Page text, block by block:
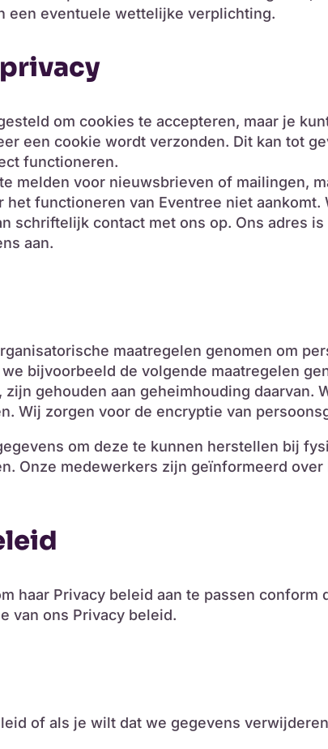
een eventuele wettelijke verplichting.
om cookies te accepteren, maar je
een cookie wordt verzonden. Dit kan tot
functioneren.
melden voor nieuwsbrieven of mailingen,
functioneren van Eventree niet
schriftelijk contact met ons op. Ons adres is
aan.
maatregelen genomen om
bijvoorbeeld de volgende maatregelen
gehouden aan geheimhouding daarvan.
Wij zorgen voor de encryptie van
om deze te kunnen herstellen bij
Onze medewerkers zijn geïnformeerd
haar Privacy beleid aan te passen
van ons Privacy beleid.
of als je wilt dat we gegevens